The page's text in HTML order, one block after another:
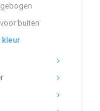
buiten
kleur